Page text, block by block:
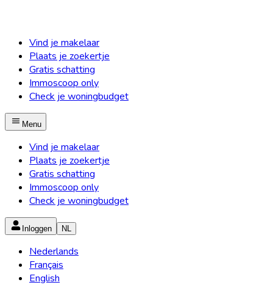
Vind je makelaar
Plaats je zoekertje
Gratis schatting
Immoscoop only
Check je woningbudget
Menu
Vind je makelaar
Plaats je zoekertje
Gratis schatting
Immoscoop only
Check je woningbudget
Inloggen NL
Nederlands
Français
English